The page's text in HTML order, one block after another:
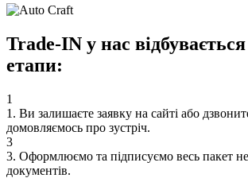
Trade-IN у нас
етапи:
1
1. Ви залишаєте заявку на сайті або
домовляємось про зустріч.
3
3. Оформлюємо та підписуємо весь пакет
документів.